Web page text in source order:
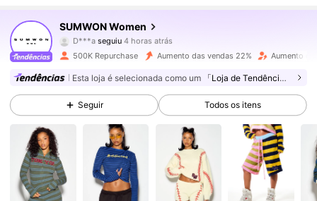
SUMWON Women
D***aseguiu4 horas atrás
k***5está a navegar
4,81
871K Seguidores
4,81 871K Seguidores
871K Seguidores
871K Seguidores
500K Repurchase Aumento das vendas 22% Aumento
Esta loja é selecionada como um 「Loja de Tendências」
Seguir Todos os itens